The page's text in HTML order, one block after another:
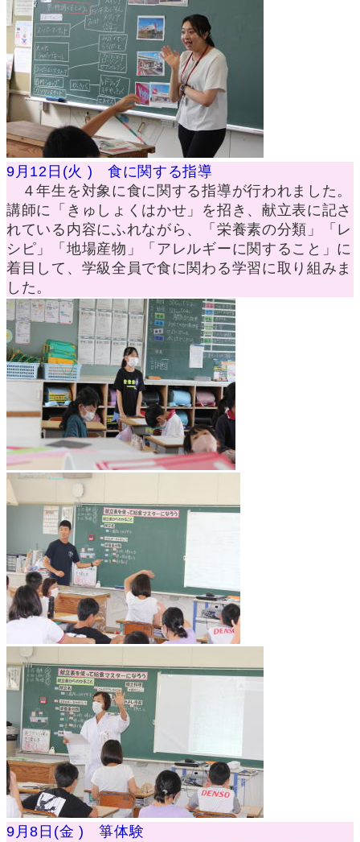
9月12日(火 ) 食に関する指導
４年生を対象に食に関する指導が行われました。
講師に「きゅしょくはかせ」を招き、献立表に記さ
れている内容にふれながら、「栄養素の分類」「レ
シピ」「地場産物」「アレルギーに関すること」に
着目して、学級全員で食に関わる学習に取り組みま
した。
9月8日(金 ) 箏体験